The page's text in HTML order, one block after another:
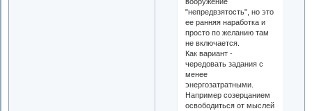
"непредвзятость", но это
ее ранняя наработка и
просто по желанию там
не включается.
Как вариант -
чередовать задания с
менее
энергозатратными.
Например созерцанием
освободиться от мыслей